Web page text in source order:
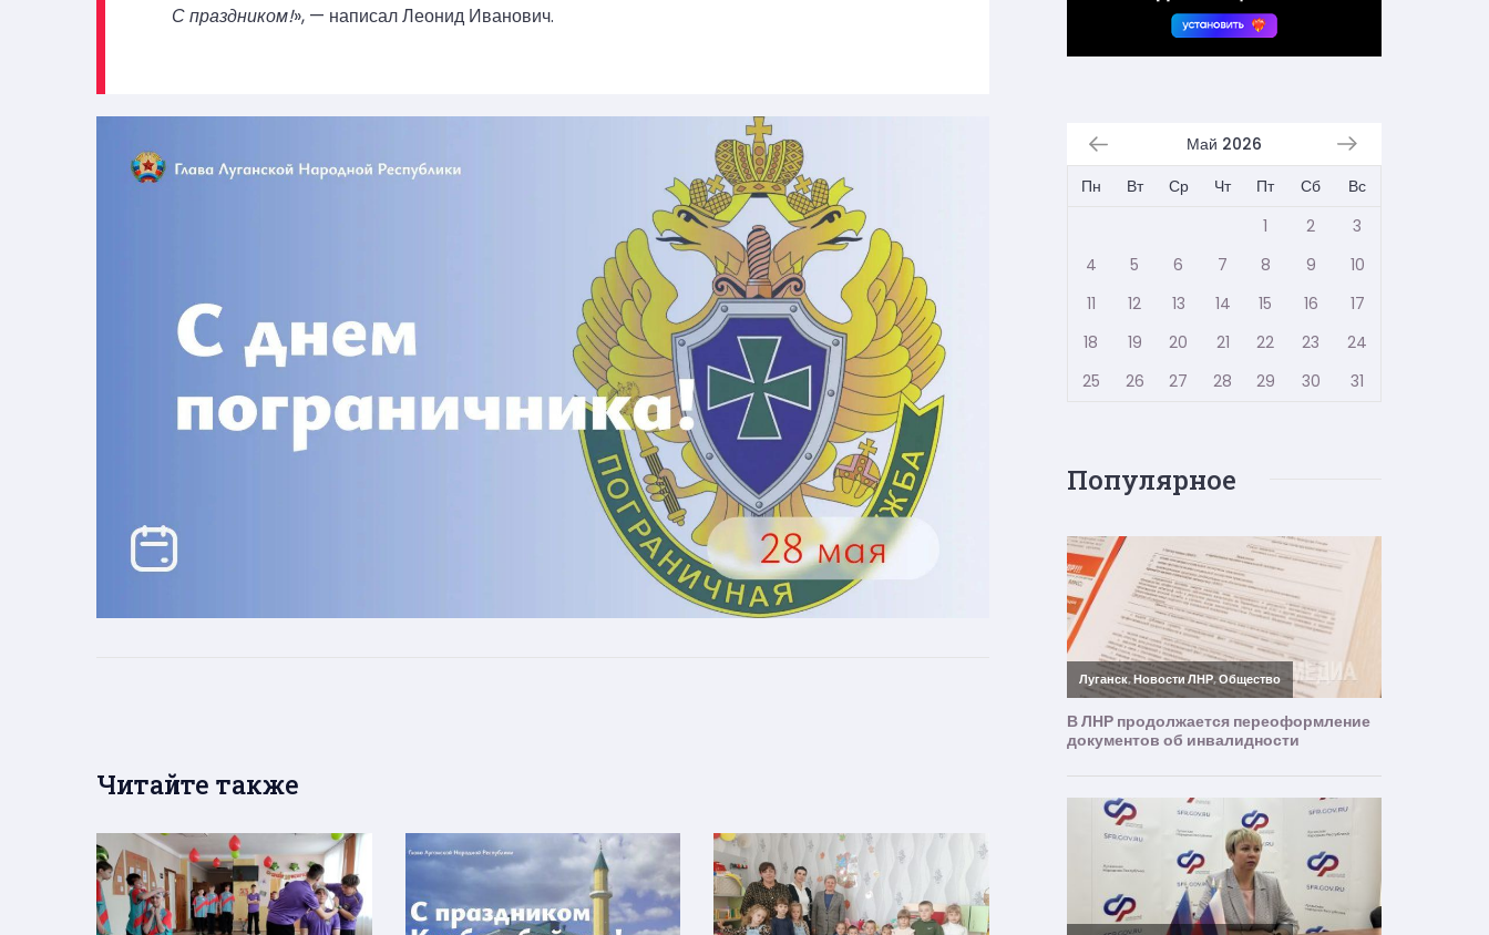
С праздником!», — написал Леонид Иванович.
Читайте также
Май 2026
Пн
Вт Ср Чт Пт Сб
Вс
1
2
3
4
5 6 7 8 9
10
11
12 13 14 15 16
17
18
19 20 21 22 23
24
25
26 27 28 29 30 31
Популярное